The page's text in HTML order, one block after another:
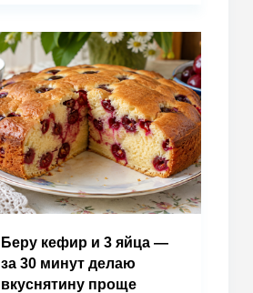
Беру кефир и 3 яйца —
за 30 минут делаю
вкуснятину проще